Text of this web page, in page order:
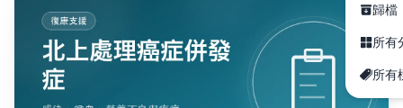
歸檔
所有
所有